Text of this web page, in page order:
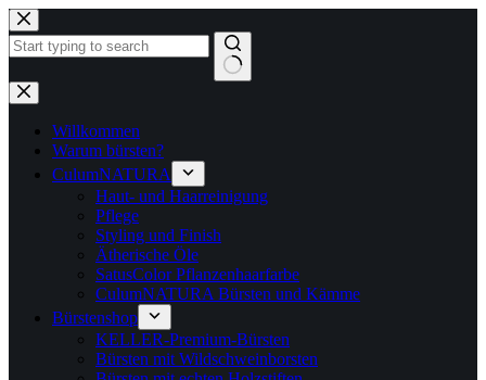
Zum
Inhalt
springen
Keine
Ergebnisse
Willkommen
Warum bürsten?
CulumNATURA
Haut- und Haarreinigung
Pflege
Styling und Finish
Ätherische Öle
SatusColor Pflanzenhaarfarbe
CulumNATURA Bürsten und Kämme
Bürstenshop
KELLER-Premium-Bürsten
Bürsten mit Wildschweinborsten